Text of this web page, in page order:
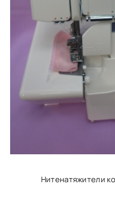
Нитенатяжители